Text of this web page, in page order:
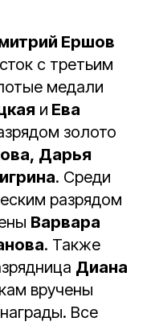
Ершов
с третьим
медали
и Ева
золото
Дарья
. Среди
разрядом
Варвара
. Также
Диана
вручены
Все